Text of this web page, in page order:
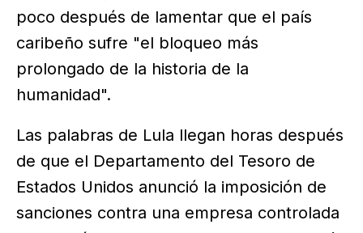
poco después de lamentar que el país
caribeño sufre "el bloqueo más
prolongado de la historia de la
humanidad".
Las palabras de Lula llegan horas después
de que el Departamento del Tesoro de
Estados Unidos anunció la imposición de
sanciones contra una empresa controlada